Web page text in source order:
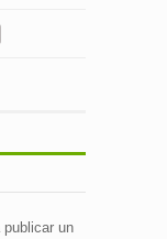
publicar un